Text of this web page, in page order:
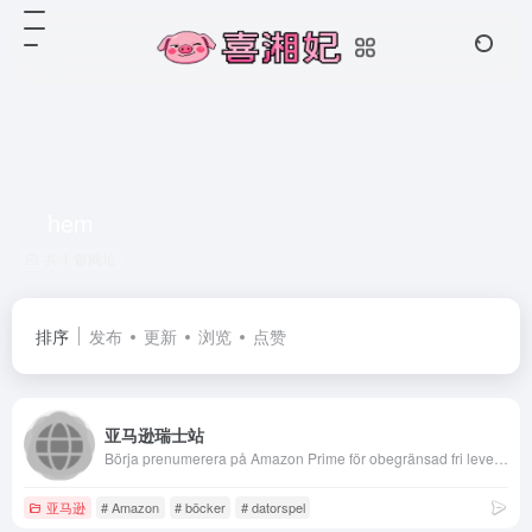
排序 发布 更新 浏览 点赞
亚马逊瑞士站
亚马逊 # Amazon # böcker # datorspel